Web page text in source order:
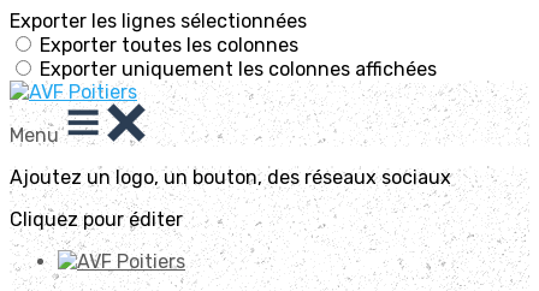
Exporter les lignes sélectionnées
Exporter toutes les colonnes
Exporter uniquement les colonnes affichées
Menu
Ajoutez un logo, un bouton, des réseaux sociaux
Cliquez pour éditer